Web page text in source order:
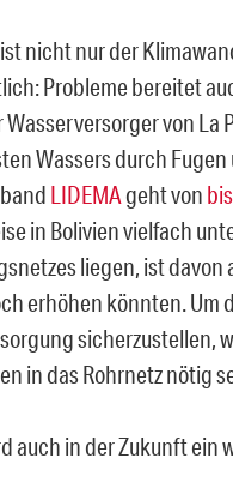
nicht nur der
Probleme bereitet
Wasserversorger von
Wassers durch
LIDEMAgeht von
in Bolivien vielfach
liegen, ist
erhöhen könnten. Um
sicherzustellen,
in das Rohrnetz nötig
auch in der Zukunft ein